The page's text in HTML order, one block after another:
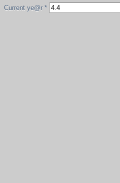
Current ye@r *